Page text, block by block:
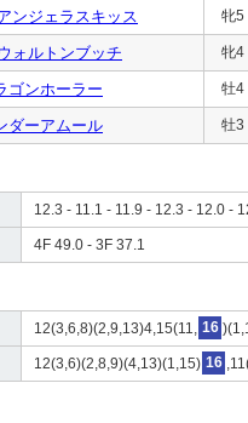
ンジェラスキッス 牝5
ォルトンブッチ 牝4
ゴンホーラー 牡4
ダーアムール 牡3
12.3 - 11.1 - 11.9 - 12.3 - 12.0 -
4F 49.0 - 3F 37.1
12(3,6,8)(2,9,13)4,15(11, 16
12(3,6)(2,8,9)(4,13)(1,15) 16